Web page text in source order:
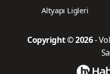
Altyapı Ligleri
Copyright © 2026-